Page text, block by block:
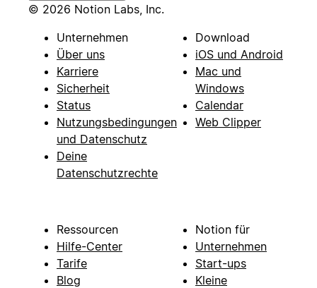
© 2026 Notion Labs, Inc.
Unternehmen
Über uns
Karriere
Sicherheit
Status
Nutzungsbedingungen
und Datenschutz
Deine
Datenschutzrechte
Download
iOS und Android
Mac und
Windows
Calendar
Web Clipper
Ressourcen
Hilfe-Center
Tarife
Blog
Notion für
Unternehmen
Start-ups
Kleine